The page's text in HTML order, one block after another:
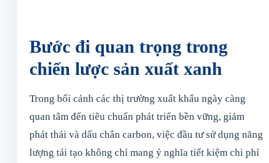
Bước đi quan trọng trong
chiến lược sản xuất xanh
Trong bối cảnh các thị trường xuất khẩu ngày càng
quan tâm đến tiêu chuẩn phát triển bền vững, giảm
phát thải và dấu chân carbon, việc đầu tư sử dụng năng
lượng tái tạo không chỉ mang ý nghĩa tiết kiệm chi phí